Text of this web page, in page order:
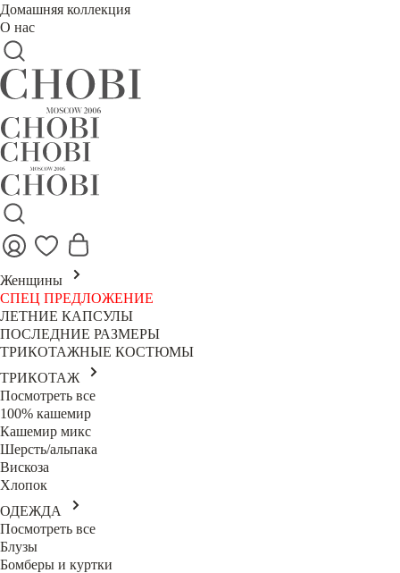
Домашняя коллекция
О нас
Женщины
СПЕЦ ПРЕДЛОЖЕНИЕ
ЛЕТНИЕ КАПСУЛЫ
ПОСЛЕДНИЕ РАЗМЕРЫ
ТРИКОТАЖНЫЕ КОСТЮМЫ
ТРИКОТАЖ
Посмотреть все
100% кашемир
Кашемир микс
Шерсть/альпака
Вискоза
Хлопок
ОДЕЖДА
Посмотреть все
Блузы
Бомберы и куртки